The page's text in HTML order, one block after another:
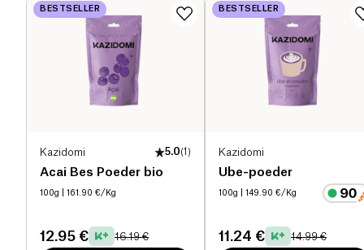
BESTSELLER
Kazidomi 5.0(1 )
Acai Bes Poeder bio
100g | 161.90 €/Kg
12.95 € 16.19 €
BESTSELLER
Kazidomi
Ube-poeder
100g | 149.90 €/Kg
11.24 € 14.99 €
5.6 g
0.65 g